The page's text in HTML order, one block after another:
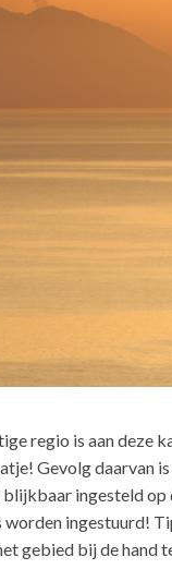
regio is aan deze
Gevolg
ingesteld
ingestuurd!
gebied bij de hand